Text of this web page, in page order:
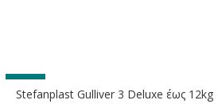
-8%
Stefanplast Gulliver 3 Deluxe έως 12kg